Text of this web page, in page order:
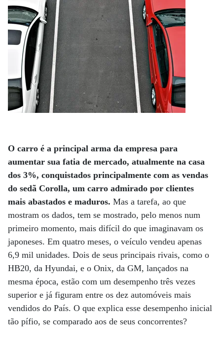
O carro é a principal arma da empresa para
aumentar sua fatia de mercado, atualmente na casa
dos 3%, conquistados principalmente com as vendas
do sedã Corolla, um carro admirado por clientes
mais abastados e maduros. Mas a tarefa, ao que
mostram os dados, tem se mostrado, pelo menos num
primeiro momento, mais difícil do que imaginavam os
japoneses. Em quatro meses, o veículo vendeu apenas
6,9 mil unidades. Dois de seus principais rivais, como o
HB20, da Hyundai, e o Onix, da GM, lançados na
mesma época, estão com um desempenho três vezes
superior e já figuram entre os dez automóveis mais
vendidos do País. O que explica esse desempenho inicial
tão pífio, se comparado aos de seus concorrentes?